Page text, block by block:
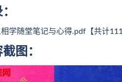
学随堂笔记与心得.pdf【共计
图：